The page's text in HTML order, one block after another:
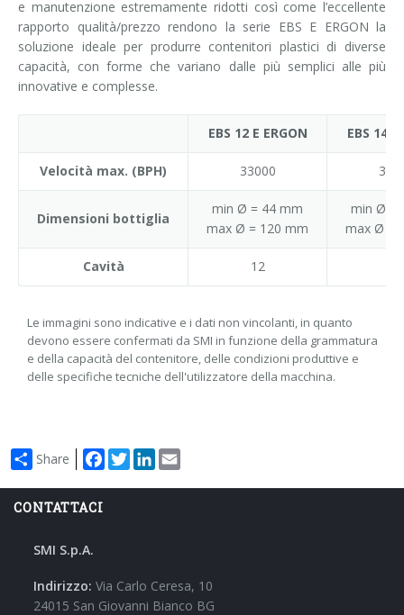
e manutenzione estremamente ridotti così come l’eccellente
rapporto qualità/prezzo rendono la serie EBS E ERGON la
soluzione ideale per produrre contenitori plastici di diverse
capacità, con forme che variano dalle più semplici alle più
innovative e complesse.
EBS 12 E ERGON EBS 14 E
Velocità max. (BPH) 33000
Dimensioni bottiglia
min Ø = 44 mm
max Ø = 120 mm
min Ø =
max Ø =
Cavità 12
Le immagini sono indicative e i dati non vincolanti, in quanto
devono essere confermati da SMI in funzione della grammatura
e della capacità del contenitore, delle condizioni produttive e
delle specifiche tecniche dell'utilizzatore della macchina.
Share Facebook
TwitterLinkedIn
CONTATTACI
SMI S.p.A.
Indirizzo: Via Carlo Ceresa, 10
24015 San Giovanni Bianco BG